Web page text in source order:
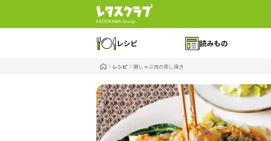
レシピ 読みもの
レシピ 豚しゃぶ肉の蒸し焼き